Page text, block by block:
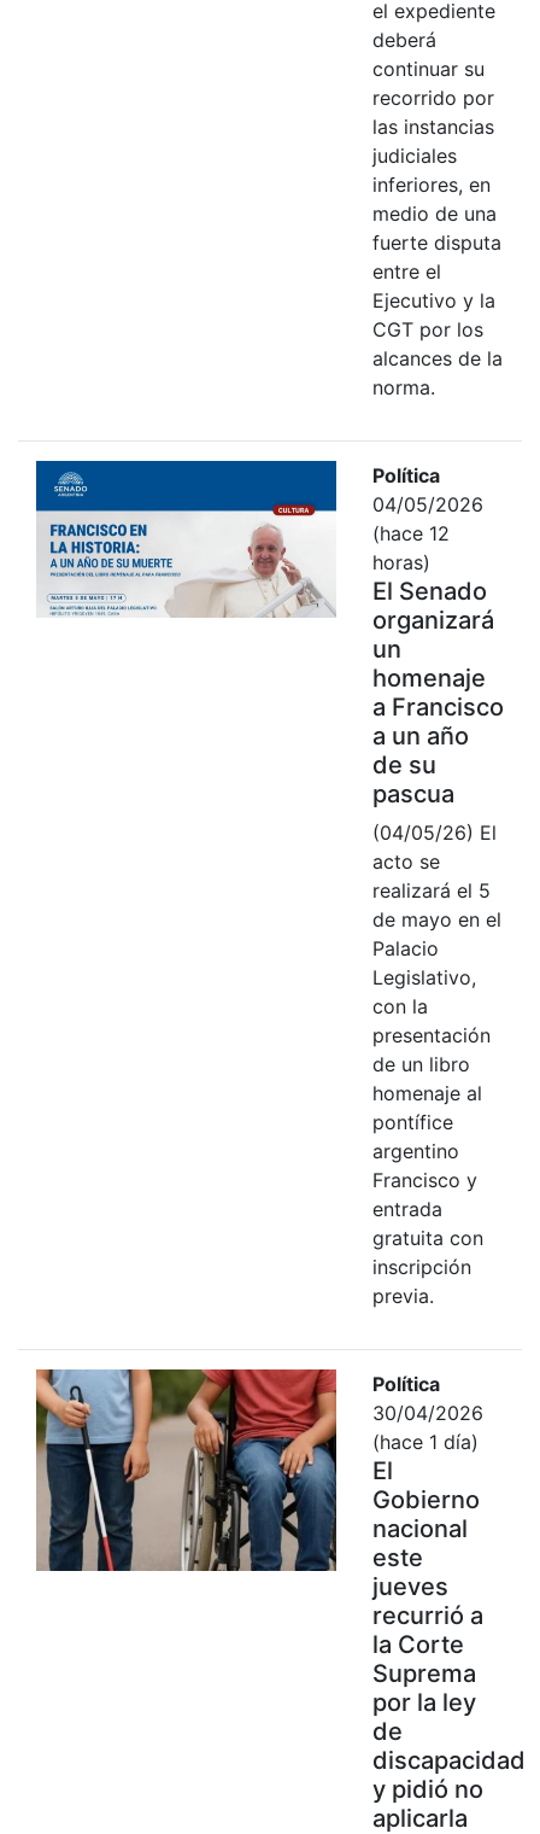
el expediente
deberá
continuar su
recorrido por
las instancias
judiciales
inferiores, en
medio de una
fuerte disputa
entre el
Ejecutivo y la
CGT por los
alcances de la
norma.
Política
04/05/2026
(hace 12
horas)
El Senado
organizará
un
homenaje
a Francisco
a un año
de su
pascua
(04/05/26) El
acto se
realizará el 5
de mayo en el
Palacio
Legislativo,
con la
presentación
de un libro
homenaje al
pontífice
argentino
Francisco y
entrada
gratuita con
inscripción
previa.
Política
30/04/2026
(hace 1 día)
El
Gobierno
nacional
este
jueves
recurrió a
la Corte
Suprema
por la ley
de
discapacidad
y pidió no
aplicarla